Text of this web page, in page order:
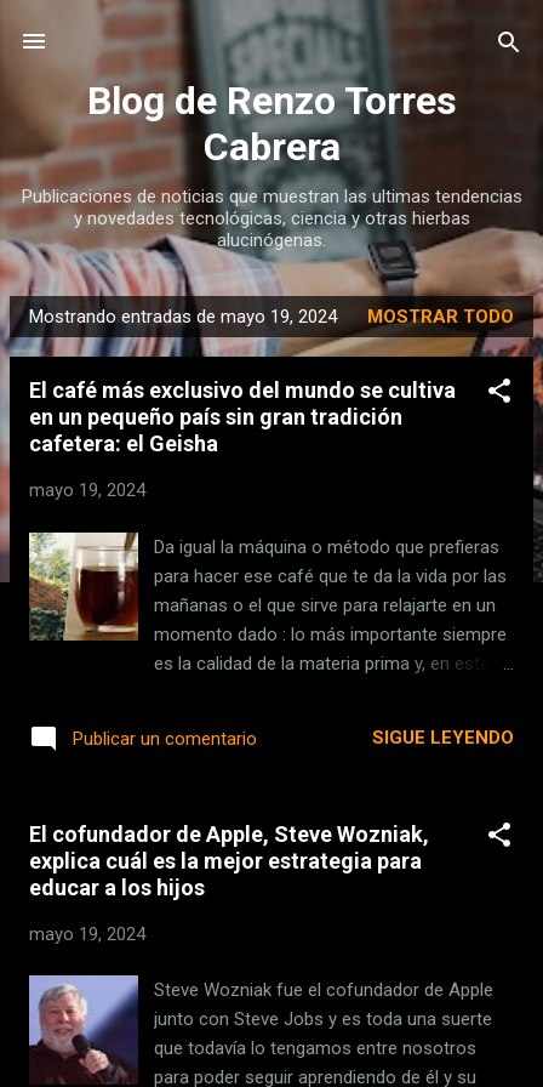
Ir al contenido principal
Blog de Renzo Torres
Cabrera
Publicaciones de noticias que muestran las ultimas tendencias
y novedades tecnológicas, ciencia y otras hierbas
alucinógenas.
E
n
Mostrando entradas de mayo 19, 2024 MOSTRAR TODO
El café más exclusivo del mundo se cultiva
en un pequeño país sin gran tradición
cafetera: el Geisha
mayo 19, 2024
Da igual la máquina o método que prefieras
para hacer ese café que te da la vida por las
mañanas o el que sirve para relajarte en un
momento dado : lo más importante siempre
es la calidad de la materia prima y, en este
de especialidad y variedades que nos pueden
tanto por el precio como por la dificultad en
su cultivo . Se trata del Geisha, un café
originario de Etiopía y de la familia arábica
de especialidad se refiere: Panamá. Esta es
su historia. Una locura . Algo importante
antes de continuar: el café Geisha no es
exclusivo de Panamá. Es un café que
Publicar un comentario SIGUE LEYENDO
El cofundador de Apple, Steve Wozniak,
explica cuál es la mejor estrategia para
educar a los hijos
mayo 19, 2024
Steve Wozniak fue el cofundador de Apple
junto con Steve Jobs y es toda una suerte
que todavía lo tengamos entre nosotros
para poder seguir aprendiendo de él y su